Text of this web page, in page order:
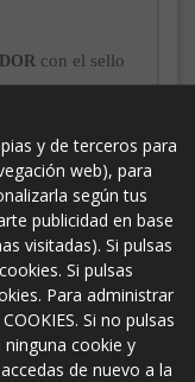
con el sello
para pagos con
y de terceros para
web), para
según tus
publicidad en base
visitadas). Si pulsas
Si pulsas
Para administrar
Si no pulsas
cookie y
de nuevo a la